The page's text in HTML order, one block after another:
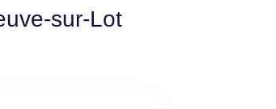
sur-Lot